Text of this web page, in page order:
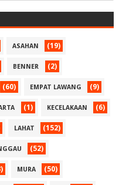
ASAHAN (19)
BENNER (2)
(60) EMPAT LAWANG (9)
(1) KECELAKAAN (6)
LAHAT (152)
(52)
MURA (50)